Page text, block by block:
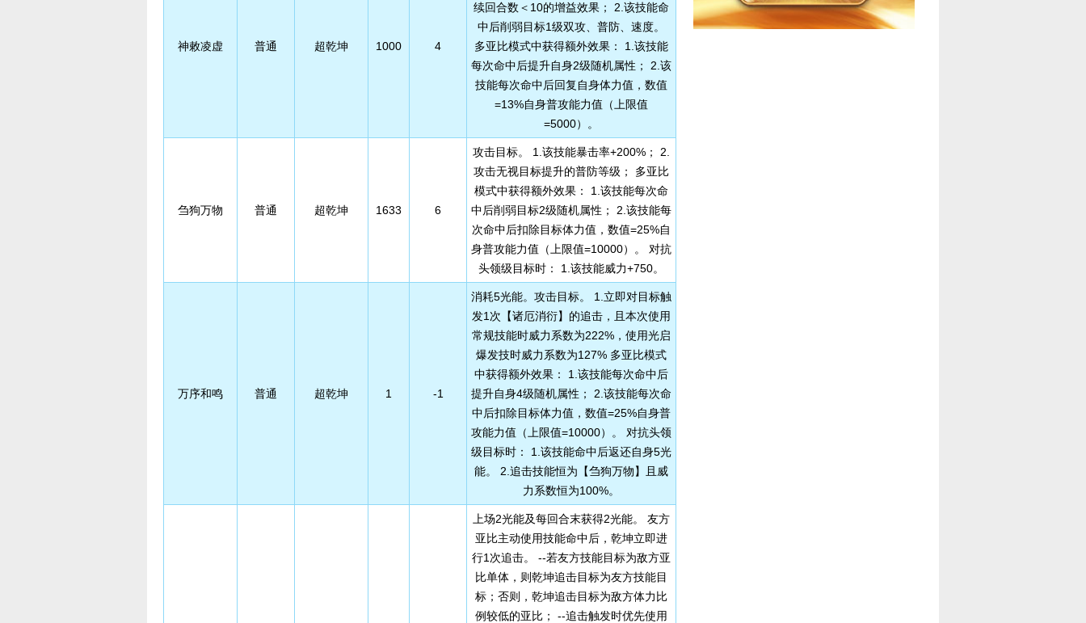
神敕凌虚 普通 超乾坤 1000 4
续回合数＜10的增益效果； 2.该技能命
中后削弱目标1级双攻、普防、速度。
多亚比模式中获得额外效果： 1.该技能
每次命中后提升自身2级随机属性； 2.该
技能每次命中后回复自身体力值，数值
=13%自身普攻能力值（上限值
=5000）。
刍狗万物 普通 超乾坤 1633 6
攻击目标。 1.该技能暴击率+200%； 2.
攻击无视目标提升的普防等级； 多亚比
模式中获得额外效果： 1.该技能每次命
中后削弱目标2级随机属性； 2.该技能每
次命中后扣除目标体力值，数值=25%自
身普攻能力值（上限值=10000）。 对抗
头领级目标时： 1.该技能威力+750。
万序和鸣 普通 超乾坤 1 -1
消耗5光能。攻击目标。 1.立即对目标触
发1次【诸厄消衍】的追击，且本次使用
常规技能时威力系数为222%，使用光启
爆发技时威力系数为127% 多亚比模式
中获得额外效果： 1.该技能每次命中后
提升自身4级随机属性； 2.该技能每次命
中后扣除目标体力值，数值=25%自身普
攻能力值（上限值=10000）。 对抗头领
级目标时： 1.该技能命中后返还自身5光
能。 2.追击技能恒为【刍狗万物】且威
力系数恒为100%。
上场2光能及每回合末获得2光能。 友方
亚比主动使用技能命中后，乾坤立即进
行1次追击。 --若友方技能目标为敌方亚
比单体，则乾坤追击目标为友方技能目
标；否则，乾坤追击目标为敌方体力比
例较低的亚比； --追击触发时优先使用